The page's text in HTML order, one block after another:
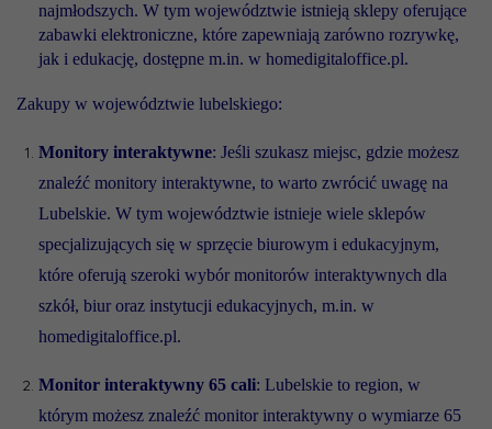
najmłodszych. W tym województwie istnieją sklepy oferujące
zabawki elektroniczne, które zapewniają zarówno rozrywkę,
jak i edukację, dostępne m.in. w homedigitaloffice.pl.
Zakupy w województwie lubelskiego:
Monitory interaktywne: Jeśli szukasz miejsc, gdzie możesz
znaleźć monitory interaktywne, to warto zwrócić uwagę na
Lubelskie. W tym województwie istnieje wiele sklepów
specjalizujących się w sprzęcie biurowym i edukacyjnym,
które oferują szeroki wybór monitorów interaktywnych dla
szkół, biur oraz instytucji edukacyjnych, m.in. w
homedigitaloffice.pl.
Monitor interaktywny 65 cali: Lubelskie to region, w
którym możesz znaleźć monitor interaktywny o wymiarze 65